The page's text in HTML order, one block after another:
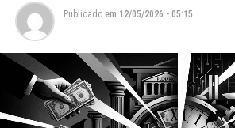
Publicado em 12/05/2026 - 05:15